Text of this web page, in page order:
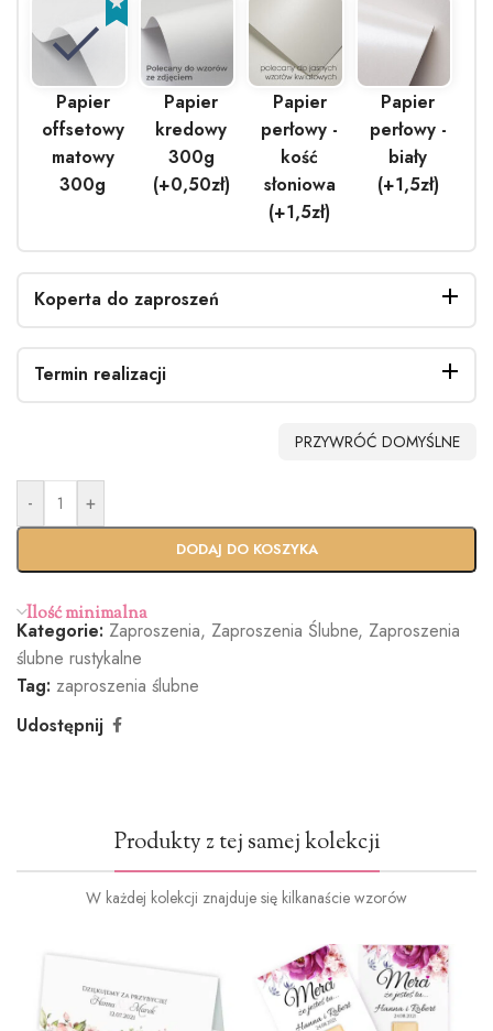
Papier
offsetowy
matowy
300g
Papier
kredowy
300g
(+0,50zł)
Papier
perłowy -
kość
słoniowa
(+1,5zł)
Papier
perłowy -
biały
(+1,5zł)
Koperta do zaproszeń
EKO
Biała
Butelkowa
Zieleń
(+1.2zł)
Jasny róż
Brudny róż
Cielisty
(+1.2zł)
(+1.2zł)
zieleń
(+1.2zł)
(+1.2zł)
Ciemny Ciemny Jasno
Termin realizacji
Standardo
Ekspres
(+100zł)
PRZYWRÓĆ DOMYŚLNE
- +
DODAJ DO KOSZYKA
Ilość minimalna
Kategorie: Zaproszenia, Zaproszenia Ślubne, Zaproszenia
ślubne rustykalne
Tag: zaproszenia ślubne
Udostępnij
Produkty z tej samej kolekcji
W każdej kolekcji znajduje się kilkanaście wzorów